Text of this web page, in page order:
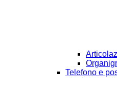
Telefono e